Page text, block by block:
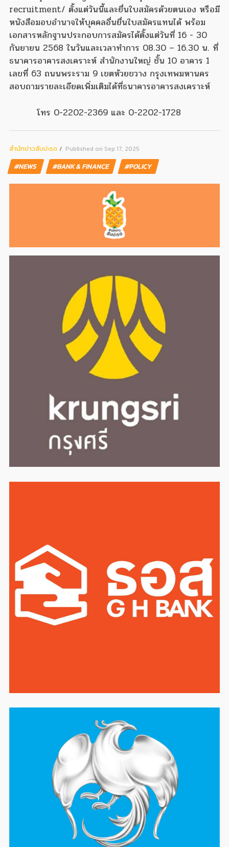
recruitment/ ตั้งแต่วันนี้และยื่นใบสมัครด้วยตนเอง หรือมี
หนังสือมอบอำนาจให้บุคคลอื่นยื่นใบสมัครแทนได้ พร้อม
เอกสารหลักฐานประกอบการสมัครได้ตั้งแต่วันที่ 16 - 30
กันยายน 2568 ในวันและเวลาทำการ 08.30 – 16.30 น. ที่
ธนาคารอาคารสงเคราะห์ สำนักงานใหญ่ ชั้น 10 อาคาร 1
เลขที่ 63 ถนนพระราม 9 เขตห้วยขวาง กรุงเทพมหานคร
สอบถามรายละเอียดเพิ่มเติมได้ที่ธนาคารอาคารสงเคราะห์
โทร 0-2202-2369 และ 0-2202-1728
สํานักข่าวสับปะรด Published on Sep 17, 2025
#NEWS #BANK & FINANCE #POLICY